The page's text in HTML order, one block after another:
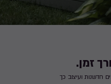
זמן.
חדשנות ועיצוב כך